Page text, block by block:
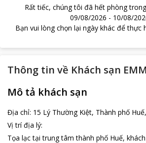
Rất tiếc, chúng tôi đã hết phòng
09/08/2026 - 10/08/
Bạn vui lòng chọn lại ngày khác để thực
Thông tin về Khách sạn
Mô tả khách sạn
Địa chỉ: 15 Lý Thường Kiệt, Thành phố
Vị trí địa lý:
Tọa lạc tại trung tâm thành phố Huế,